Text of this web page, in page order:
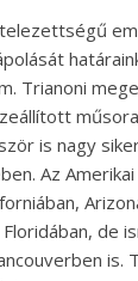
Trianoni
is nagy
Az
de
is.